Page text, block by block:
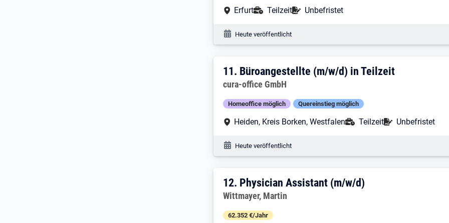
Arbeitsort:
Erfurt Anstellungsart:
Teilzeit Befristung:
Unbefristet
Veröffentlichungsdatum:
Heute veröffentlicht
11. Ergebnis: Büroangestellte (m/w/d) in
11. Büroangestellte (m/w/d) in Teilzeit
Arbeitgeber:
cura-office GmbH
Homeoffice möglich Quereinstieg möglich
Arbeitsort:
Heiden, Kreis Borken, Westfalen Anstellungsart:
Teilzeit Befristung:
Unbefristet
Veröffentlichungsdatum:
Heute veröffentlicht
12. Ergebnis: Physician Assistant (m/w/
12. Physician Assistant (m/w/d)
Arbeitgeber:
Wittmayer, Martin
62.352 €/Jahr